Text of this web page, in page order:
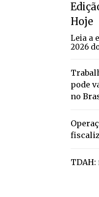
Hoje
Leia a
2026
pode
no